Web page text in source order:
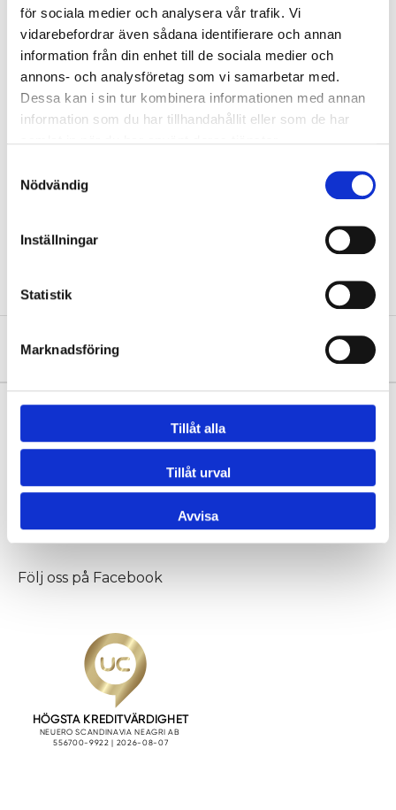
för sociala medier och analysera vår trafik. Vi
vidarebefordrar även sådana identifierare och annan
information från din enhet till de sociala medier och
annons- och analysföretag som vi samarbetar med.
Dessa kan i sin tur kombinera informationen med annan
information som du har tillhandahållit eller som de har
Nödvändig
Inställningar
Statistik
Marknadsföring
Tillåt alla
Tillåt urval
Avvisa
PostPrevious Next
Neuero
annat ensilage- och spannmålsanläggningar samt
Följ oss på Facebook